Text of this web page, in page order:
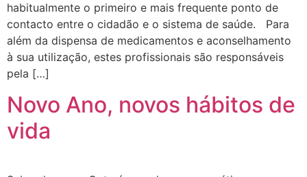
habitualmente o primeiro e mais frequente ponto de
contacto entre o cidadão e o sistema de saúde. Para
além da dispensa de medicamentos e aconselhamento
à sua utilização, estes profissionais são responsáveis
pela […]
Novo Ano, novos hábitos de
vida